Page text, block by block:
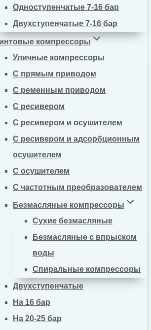
Одноступенчатые 7-16 бар
Двухступенчатые 7-16 бар
компрессоры
Уличные компрессоры
С прямым приводом
С ременным приводом
С ресивером
С ресивером и осушителем
С ресивером и адсорбционным
осушителем
С осушителем
С частотным преобразователем
Безмасляные компрессоры
Сухие безмасляные
Безмасляные с впрыском
воды
Спиральные компрессоры
Двухступенчатые
На 16 бар
На 20-25 бар